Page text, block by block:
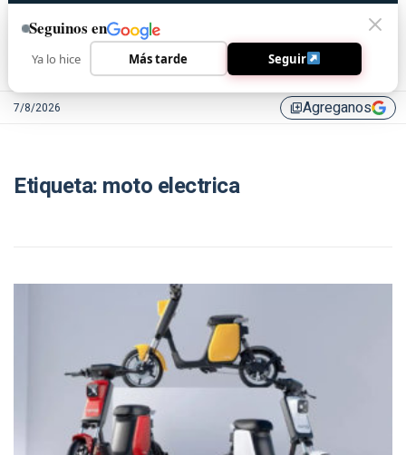
7/8/2026 library_addAgreganos
Etiqueta: moto electrica
Seguinos en
Ya lo hice Más tarde Seguir